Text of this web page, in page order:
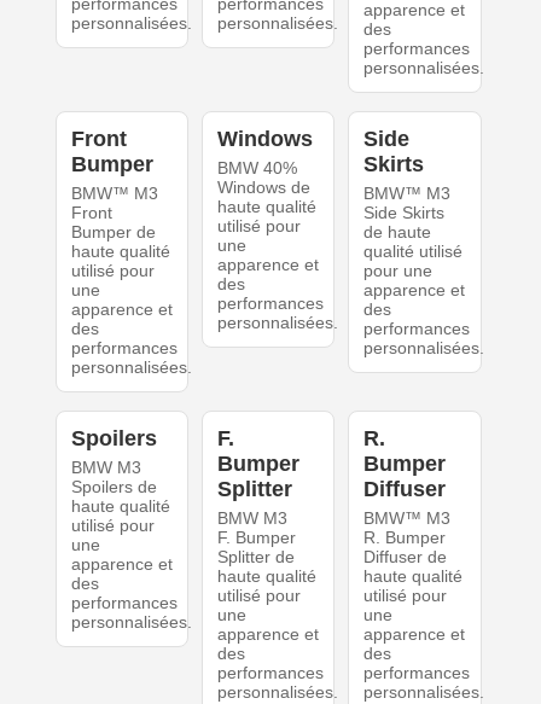
performances
personnalisées.
performances
personnalisées.
apparence et
des
performances
personnalisées.
Front
Bumper
BMW™ M3
Front
Bumper de
haute qualité
utilisé pour
une
apparence et
des
performances
personnalisées.
Windows
BMW 40%
Windows de
haute qualité
utilisé pour
une
apparence et
des
performances
personnalisées.
Side
Skirts
BMW™ M3
Side Skirts
de haute
qualité utilisé
pour une
apparence et
des
performances
personnalisées.
Spoilers
BMW M3
Spoilers de
haute qualité
utilisé pour
une
apparence et
des
performances
personnalisées.
F.
Bumper
Splitter
BMW M3
F. Bumper
Splitter de
haute qualité
utilisé pour
une
apparence et
des
performances
personnalisées.
R.
Bumper
Diffuser
BMW™ M3
R. Bumper
Diffuser de
haute qualité
utilisé pour
une
apparence et
des
performances
personnalisées.